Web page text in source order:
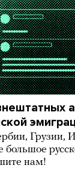
Грузии,
большое
нам!